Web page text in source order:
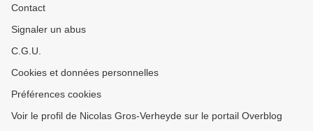
Contact
Signaler un abus
C.G.U.
Cookies et données personnelles
Préférences cookies
Voir le profil de Nicolas Gros-Verheyde sur le portail Overblog